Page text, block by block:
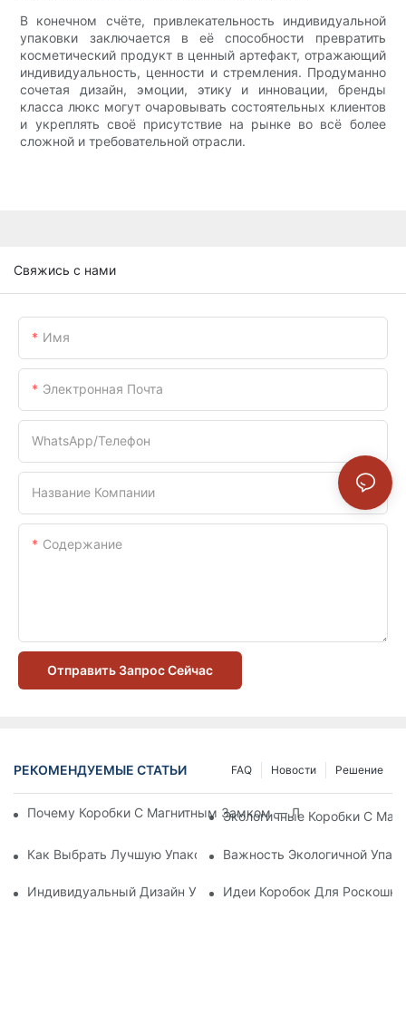
В конечном счёте, привлекательность индивидуальной
упаковки заключается в её способности превратить
косметический продукт в ценный артефакт, отражающий
индивидуальность, ценности и стремления. Продуманно
сочетая дизайн, эмоции, этику и инновации, бренды
класса люкс могут очаровывать состоятельных клиентов
и укреплять своё присутствие на рынке во всё более
сложной и требовательной отрасли.
Свяжись с нами
Имя
Электронная Почта
WhatsApp/телефон
Название Компании
Содержание
Отправить Запрос Сейчас
РЕКОМЕНДУЕМЫЕ СТАТЬИ Решение
Новости
FAQ
Почему Коробки С Магнитным Замком — Лучший Выбор
Экологичные Коробки С
Как Выбрать Лучшую Упаковку Для Средств По Уходу За
Важность Экологичной
Индивидуальный Дизайн Упаковки Для Средств По
Идеи Коробок Для